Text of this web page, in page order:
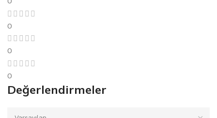
0
0
0
Değerlendirmeler